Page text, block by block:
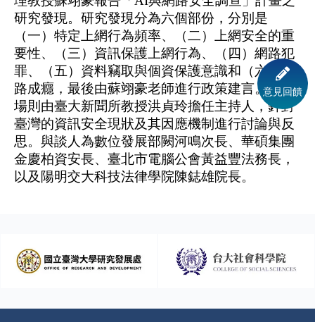
研究發現。研究發現分為六個部份，分別是
（一）特定上網行為頻率、（二）上網安全的重
要性、（三）資訊保護上網行為、（四）網路犯
罪、（五）資料竊取與個資保護意識和（六）網
路成癮，最後由蘇翊豪老師進行政策建言。下半
場則由臺大新聞所教授洪貞玲擔任主持人，針對
臺灣的資訊安全現狀及其因應機制進行討論與反
思。與談人為數位發展部闕河鳴次長、華碩集團
金慶柏資安長、臺北市電腦公會黃益豐法務長，
以及陽明交大科技法律學院陳鋕雄院長。
意見回饋